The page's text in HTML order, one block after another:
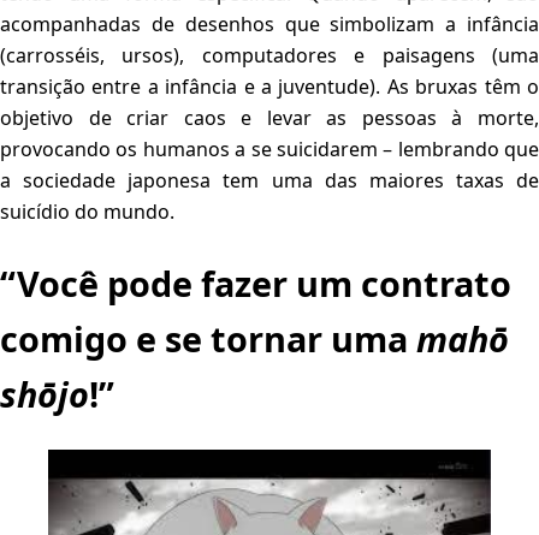
acompanhadas de desenhos que simbolizam a infância
(carrosséis, ursos), computadores e paisagens (uma
transição entre a infância e a juventude). As bruxas têm o
objetivo de criar caos e levar as pessoas à morte,
provocando os humanos a se suicidarem – lembrando que
a sociedade japonesa tem uma das maiores taxas de
suicídio do mundo.
“Você pode fazer um contrato
comigo e se tornar uma mahō
shōjo!”